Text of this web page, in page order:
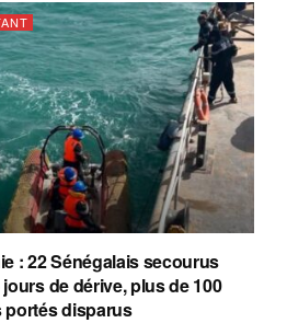
: 22 Sénégalais secourus
de dérive, plus de 100
portés disparus